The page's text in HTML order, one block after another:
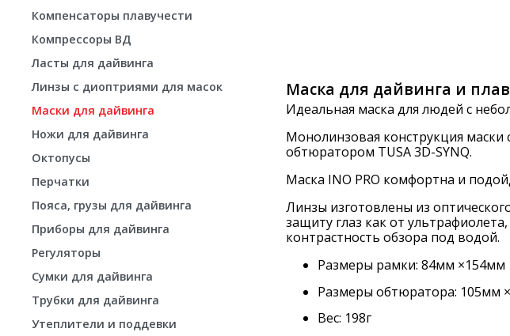
Компенсаторы плавучести
Компрессоры ВД
Ласты для дайвинга
Линзы с диоптриями для масок
Маски для дайвинга
Ножи для дайвинга
Октопусы
Перчатки
Пояса, грузы для дайвинга
Приборы для дайвинга
Регуляторы
Сумки для дайвинга
Трубки для дайвинга
Утеплители и поддевки
Маска для дайвинга и
Идеальная маска для людей с
Монолинзовая конструкция
обтюратором TUSA 3D-SYNQ.
Маска INO PRO комфортна и
Линзы изготовлены из
защиту глаз как от
контрастность обзора под водой.
Размеры рамки: 84мм ×154мм
Размеры обтюратора: 105мм
Вес: 198г